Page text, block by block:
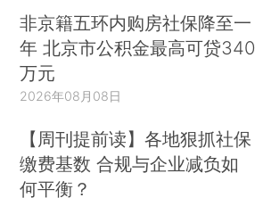
非京籍五环内购房社保降至一
年 北京市公积金最高可贷340
万元
2026年08月08日
【周刊提前读】各地狠抓社保
缴费基数 合规与企业减负如
何平衡？